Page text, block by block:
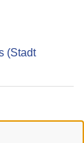
(Stadt